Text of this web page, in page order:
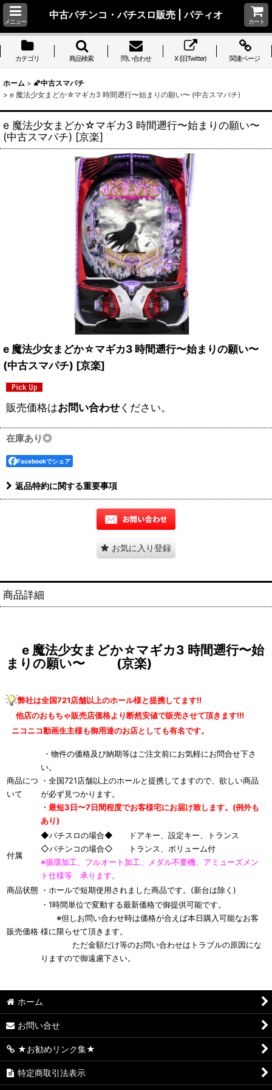
メニュー
中古パチンコ・パチスロ販売 | パティオ
カート
カテゴリ 商品検索 問い合わせ X (旧Twitter) 関連ページ
ホーム > 🌠中古スマパチ
> e 魔法少女まどか☆マギカ3 時間遡行〜始まりの願い〜 (中古スマパチ)
e 魔法少女まどか☆マギカ3 時間遡行〜始まりの願い〜
(中古スマパチ) [京楽]
e 魔法少女まどか☆マギカ3 時間遡行〜始まりの願い〜
(中古スマパチ) [京楽]
販売価格はお問い合わせください。
在庫あり◎
Facebookでシェア
返品特約に関する重要事項
お気に入り登録
商品詳細
e 魔法少女まどか☆マギカ3 時間遡行〜始
まりの願い〜 (京楽)
弊社は全国721店舗以上のホール様と提携してます!!
他店のおもちゃ販売店価格より断然安値で販売させて頂きます!!!
ニコニコ動画生主様も御用達のお店としても有名です。
商品につ
いて
・物件の価格及び納期等はご注文前にお気軽にお問合せ下さ
い。
・全国721店舗以上のホールと提携してますので、欲しい商品
が必ず見つかります。
・最短3日〜7日間程度でお客様宅にお届け致します。(例外も
あり)
付属
◆パチスロの場合◆ ドアキー、設定キー、トランス
◇パチンコの場合◇ トランス、ボリューム付
※循環加工、フルオート加工、メダル不要機、アミューズメン
ト仕様等 承ります。
商品状態 ・ホールで短期使用されました商品です。(新台は除く)
販売価格
・1時間単位で変動する最新価格で御提供可能です。
※但しお問い合わせ時は価格が合えば本日購入可能なお客
様に限らせて頂きます。
ただ金額だけ等のお問い合わせはトラブルの原因にな
りますので御遠慮下さい。
ホーム
お問い合せ
★お勧めリンク集★
特定商取引法表示